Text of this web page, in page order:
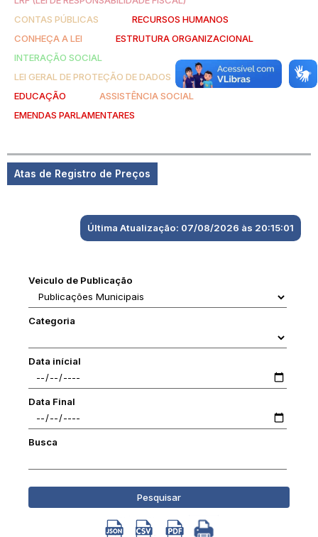
CONTAS PÚBLICAS
RECURSOS HUMANOS
CONHEÇA A LEI
ESTRUTURA ORGANIZACIONAL
INTERAÇÃO SOCIAL
LEI GERAL DE PROTEÇÃO DE DADOS
SAÚDE
EDUCAÇÃO
ASSISTÊNCIA SOCIAL
EMENDAS PARLAMENTARES
Atas de Registro de Preços
Última Atualização: 07/08/2026 às 20:15:01
Veiculo de Publicação
Categoria
Data inícial
Data Final
Busca
Pesquisar